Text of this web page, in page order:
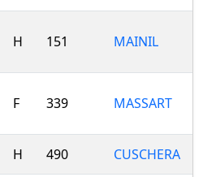
H 151 MAINIL
F 339 MASSART
H 490 CUSCHERA